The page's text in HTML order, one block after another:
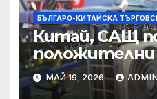
БЪЛГАРО-КИТАЙСКА
Китай, САЩ
търговски
МАЙ 19, 2026 ADMIN